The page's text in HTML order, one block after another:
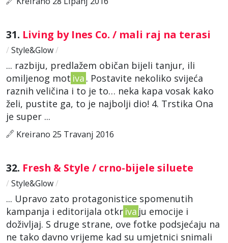
31. Living by Ines Co. / mali raj na terasi
/ Style&Glow/
... razbiju, predlažem običan bijeli tanjur, ili
omiljenog mot iva . Postavite nekoliko svijeća
raznih veličina i to je to… neka kapa vosak kako
želi, pustite ga, to je najbolji dio! 4. Trstika Ona
je super ...
Kreirano 25 Travanj 2016
32. Fresh & Style / crno-bijele siluete
/ Style&Glow/
... Upravo zato protagonistice spomenutih
kampanja i editorijala otkr iva ju emocije i
doživljaj. S druge strane, ove fotke podsjećaju na
ne tako davno vrijeme kad su umjetnici snimali